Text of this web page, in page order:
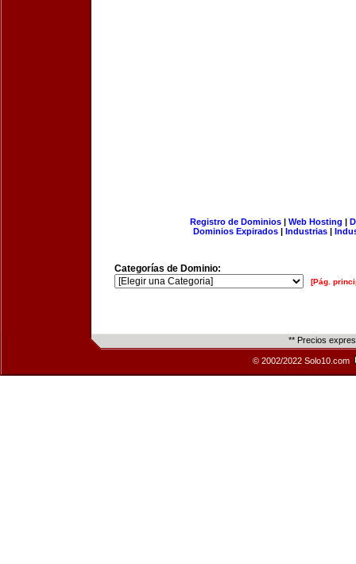
Registro de Dominios| Web Hosting |
Dominios Expirados | Industrias |
Categorías de Dominio:
[Pág.
** Precios
© 2002/2022 Solo10.com